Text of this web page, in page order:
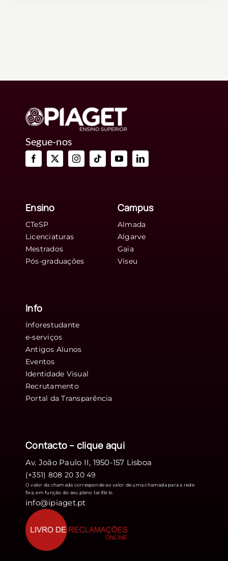
Segue-nos
Ensino
CTeSP
Licenciaturas
Mestrados
Pós-graduações
Campus
Almada
Algarve
Gaia
Viseu
Info
Inforestudante
e-serviços
Antigos Alunos
Eventos
Identidade Visual
Recrutamento
Portal da Transparência
Contacto – clique aqui
Av. João Paulo II, 1950-157 Lisboa
(+351) 808 20 30 49
O valor da chamada corresponde ao valor de uma chamada para a rede
fixa, em função do seu plano tarifário.
info@ipiaget.pt